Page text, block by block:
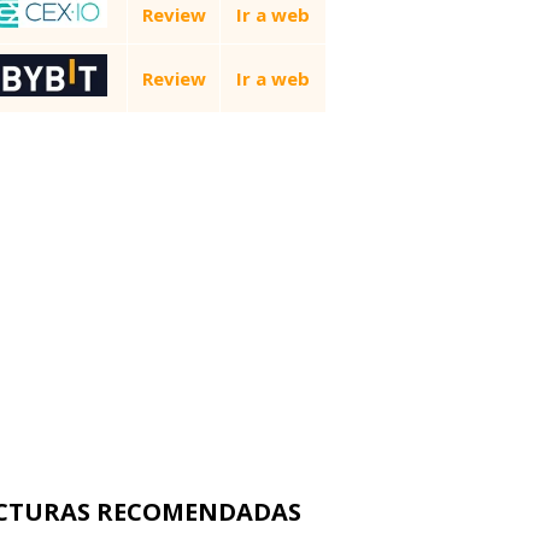
Review Ir a web
Review Ir a web
RECOMENDADAS